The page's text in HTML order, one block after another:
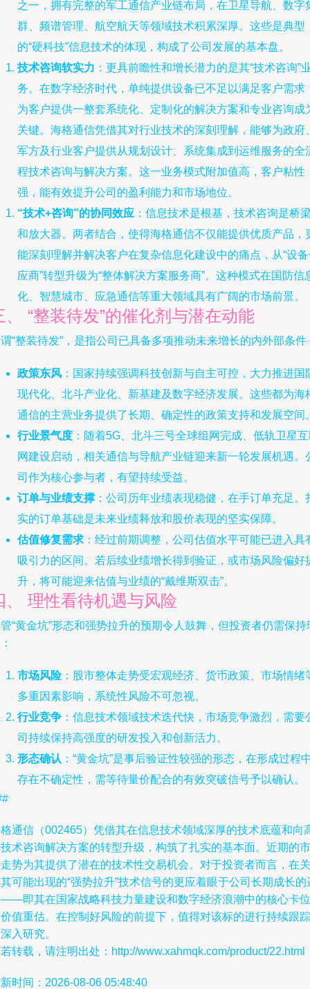
之一，拥有完整的军工通信产业链布局，在卫星导航、数字
群、频谱管理、航空航天等领域技术积累深厚。这些是典型
的“硬科技”信息技术的体现，构成了公司发展的基本盘。
技术咨询软实力 ：更具前瞻性和增长潜力的是其“技术咨询”
务。在数字经济时代，单纯提供设备已不足以满足客户需求
为客户提供一整套系统化、定制化的解决方案和专业咨询成
关键。海格通信凭借其对行业技术的深刻理解，能够为政府
军方及行业客户提供从规划设计、系统集成到运维服务的全
程技术咨询与解决方案。这一业务模式附加值高，客户粘性
强，能有效提升公司的盈利能力和市场地位。
“技术+咨询”的协同效应 ：信息技术是根基，技术咨询是桥
和放大器。两者结合，使得海格通信不仅能提供优质产品，
能深刻理解并解决客户在复杂信息化建设中的痛点，从“设
应商”转型升级为“整体解决方案服务商”。这种模式在国防信
化、智慧城市、应急通信等重大领域具有广阔的市场前景。
、 “整装待发”的催化剂与潜在动能
“整装待发”，是指公司已具备多项推动未来增长的内外部条件
政策东风 ：国家持续强调科技创新与自主可控，大力推进国
现代化、北斗产业化、新基建及数字经济发展。这些都为海
通信的主营业务提供了长期、确定性的政策支持和发展空间
行业景气度 ：随着5G、北斗三号全球组网完成、低轨卫星
网建设启动，相关通信与导航产业链迎来新一轮发展机遇。
司作为核心参与者，有望持续受益。
订单与业绩支撑 ：公司历年业绩表现稳健，在手订单充足。
实的订单基础是未来业绩释放和股价表现的坚实保障。
估值修复需求 ：经过前期调整，公司估值水平可能已进入具
吸引力的区间。若后续业绩增长得到验证，或市场风险偏好
升，将可能迎来估值与业绩的“戴维斯双击”。
、 理性看待机遇与风险
“黄金坑”形态和强势拉升的预期令人鼓舞，但投资者仍需保持
市场风险：股市整体走势受宏观经济、货币政策、市场情绪
多重因素影响，系统性风险不可忽视。
行业竞争 ：信息技术领域技术迭代快，市场竞争激烈，需要
司持续保持高强度的研发投入和创新活力。
形态确认 ：“黄金坑”是事后验证性较强的形态，在形成过程
存在不确定性，需等待量价配合的有效突破信号予以确认。
通信（002465）凭借其在信息技术领域深厚的技术底蕴和向
术咨询解决方案的转型升级，构筑了扎实的基本面。近期的市
势为其提供了潜在的技术性交易机会。对于投资者而言，在关
可能出现的“强势拉升”技术信号的更应着眼于公司长期成长的
即其在国家战略科技力量建设和数字经济浪潮中的核心卡位
值重估。在控制好风险的前提下，值得对该标的进行持续跟踪
入研究。
转载，请注明出处：http://www.xahmqk.com/product/22.html
时间：2026-08-06 05:48:40